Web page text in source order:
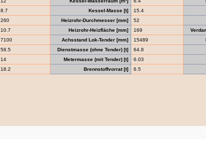
8.7 Kessel-Masse [t] 15.4
260 Heizrohr-Durchmesser [mm] 52
10.7 Heizrohr-Heizfläche [mm] 169
7100 Achsstand Lok-Tender [mm] 15489
58.5 Dienstmasse (ohne Tender) [t] 64.8
14 Metermasse (mit Tender) [t] 6.03
18.2 Brennstoffvorrat [t] 6.5